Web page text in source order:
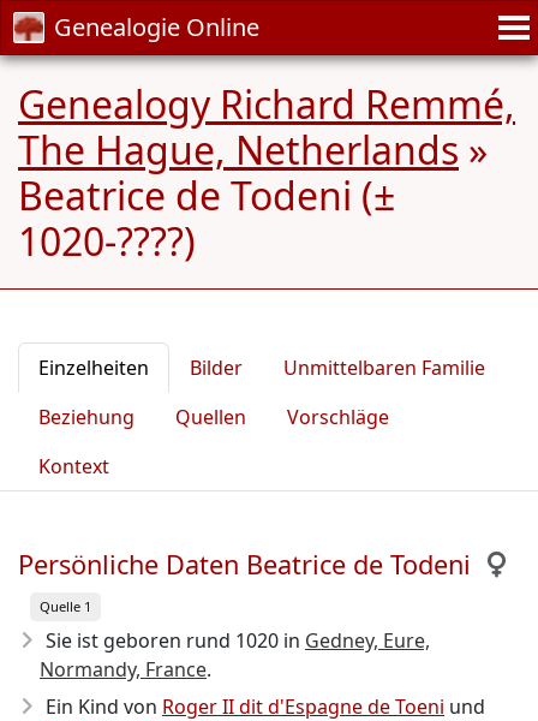
Genealogie Online
Genealogy Richard Remmé,
The Hague, Netherlands »
Beatrice de Todeni (±
1020-????)
Einzelheiten Bilder
Unmittelbaren Familie
Beziehung
Quellen
Vorschläge
Kontext
Persönliche Daten Beatrice de Todeni
Quelle 1
Sie ist geboren rund 1020 in Gedney, Eure,
Normandy, France.
Ein Kind von Roger II dit d'Espagne de Toeni und